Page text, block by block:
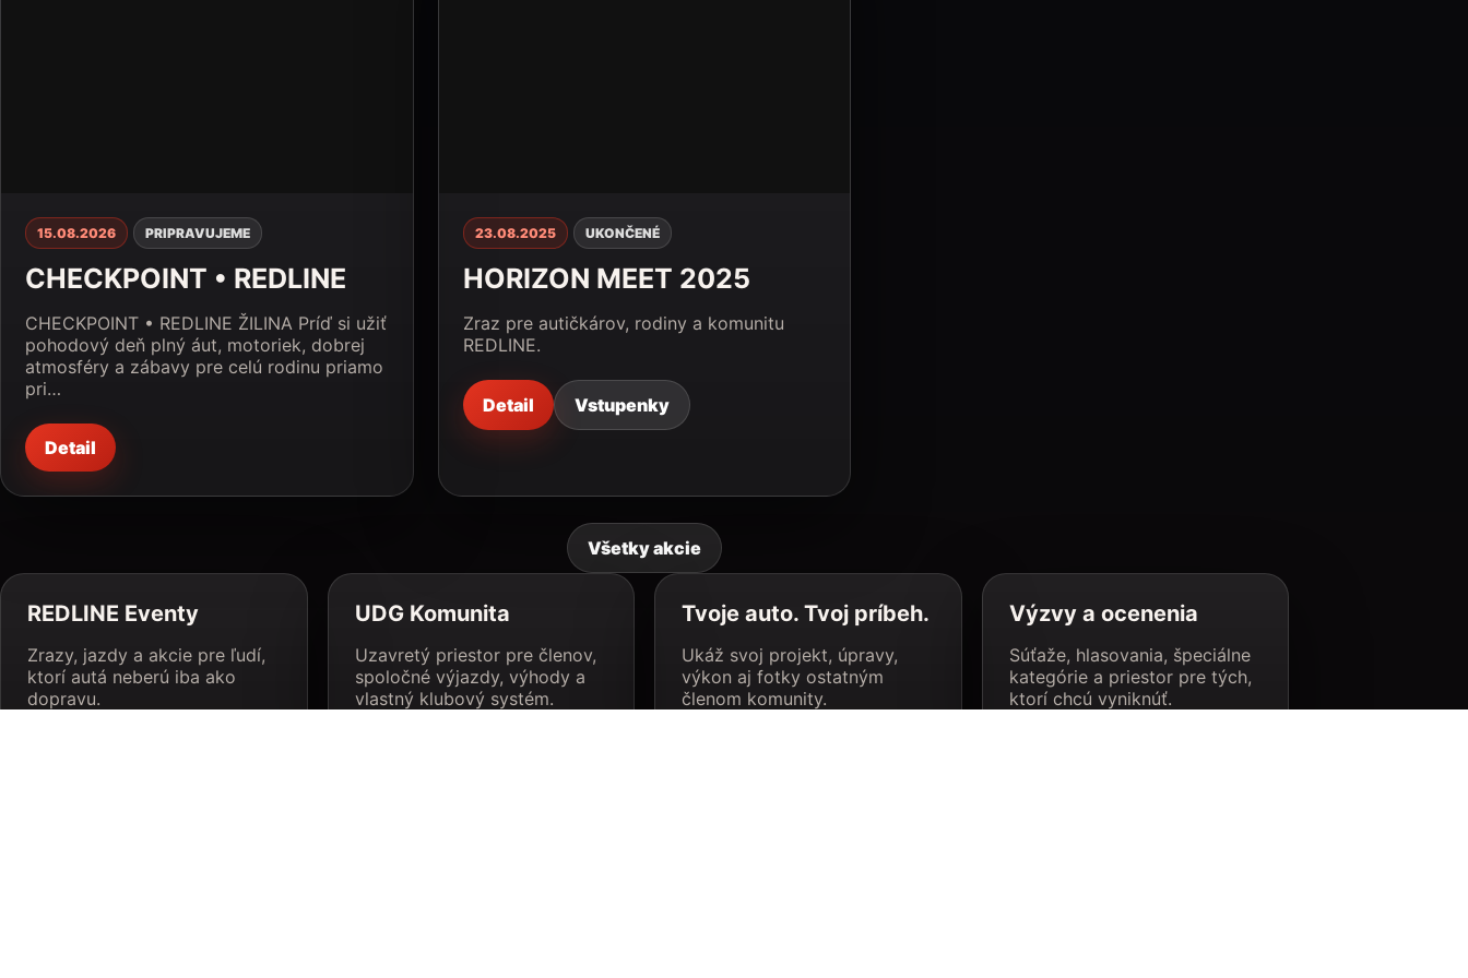
15.08.2026 PRIPRAVUJEME
CHECKPOINT • REDLINE
CHECKPOINT • REDLINE ŽILINA Príď si užiť
pohodový deň plný áut, motoriek, dobrej
atmosféry a zábavy pre celú rodinu priamo
pri…
Detail
23.08.2025 UKONČENÉ
HORIZON MEET 2025
Zraz pre autičkárov, rodiny a komunitu
REDLINE.
Detail Vstupenky
Všetky akcie
REDLINE Eventy
Zrazy, jazdy a akcie pre ľudí,
ktorí autá neberú iba ako
dopravu.
UDG Komunita
Uzavretý priestor pre členov,
spoločné výjazdy, výhody a
vlastný klubový systém.
Tvoje auto. Tvoj príbeh.
Ukáž svoj projekt, úpravy,
výkon aj fotky ostatným
členom komunity.
Výzvy a ocenenia
Súťaže, hlasovania, špeciálne
kategórie a priestor pre tých,
ktorí chcú vyniknúť.